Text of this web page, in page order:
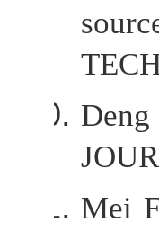
Mei